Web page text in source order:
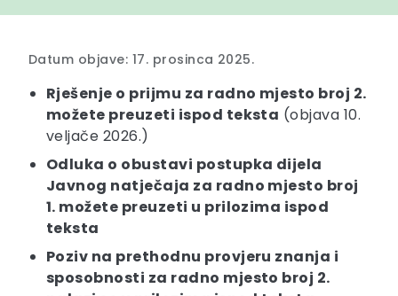
Datum objave: 17. prosinca 2025.
Rješenje o prijmu za radno mjesto broj 2.
možete preuzeti ispod teksta (objava 10.
veljače 2026.)
Odluka o obustavi postupka dijela
Javnog natječaja za radno mjesto broj
1. možete preuzeti u prilozima ispod
teksta
Poziv na prethodnu provjeru znanja i
sposobnosti za radno mjesto broj 2.